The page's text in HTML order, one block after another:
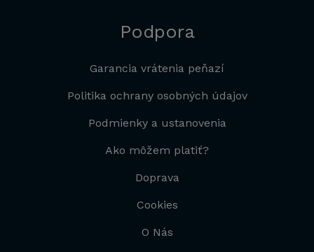
Podpora
Garancia vrátenia peňazí
Politika ochrany osobných údajov
Podmienky a ustanovenia
Ako môžem platiť?
Doprava
Cookies
O Nás